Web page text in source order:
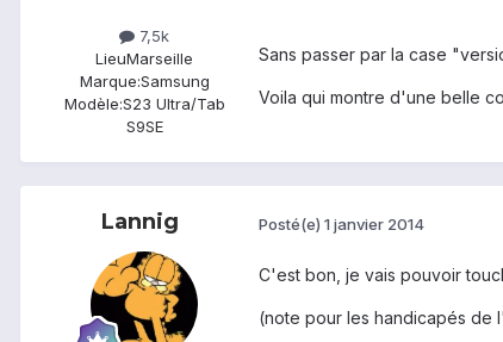
7,5k
LieuMarseille
Marque:Samsung
Modèle:S23 Ultra/Tab
S9SE
Sans passer par la case
Voila qui montre d'une belle
Lannig Posté(e) 1 janvier 2014
C'est bon, je vais pouvoir
(note pour les handicapés de